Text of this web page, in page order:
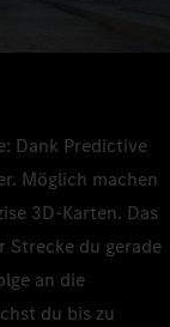
Dank Predictive
Möglich machen
3D‑Karten. Das
Strecke du gerade
an die
du bis zu